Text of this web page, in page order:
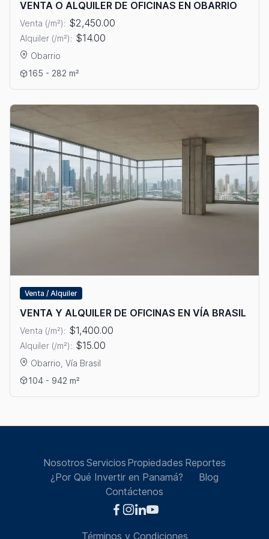
VENTA O ALQUILER DE OFICINAS EN OBARRIO
Venta (/m²): $2,450.00
Alquiler (/m²): $14.00
Obarrio
Ver detalles: VENTA O ALQUILER DE OFICINAS EN OBARRIO
165 - 282 m²
Venta / Alquiler
VENTA Y ALQUILER DE OFICINAS EN VÍA BRASIL
Venta (/m²): $1,400.00
Alquiler (/m²): $15.00
Obarrio, Vía Brasil
Ver detalles: VENTA Y ALQUILER DE OFICINAS EN VÍA BRASIL
104 - 942 m²
Nosotros Servicios Propiedades Reportes
¿Por Qué Invertir en Panamá?
Blog
Contáctenos
Términos y Condiciones